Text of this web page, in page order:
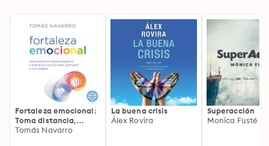
Fortaleza emocional:
Toma distancia,
piensa diferente y
Tomás Navarro
La buena crisis
Álex Rovira
Superacción
Monica Fusté